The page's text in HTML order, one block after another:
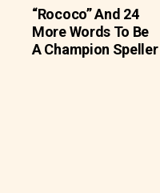
“Rococo” And 24
More Words To Be
A Champion Speller